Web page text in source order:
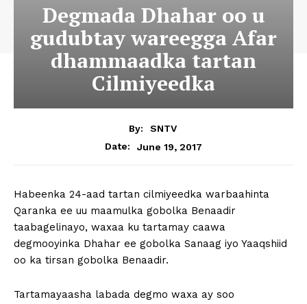
Degmada Dhahar oo u
gudubtay wareegga Afar
dhammaadka tartan
Cilmiyeedka
By:
SNTV
Date:
June 19, 2017
Habeenka 24-aad tartan cilmiyeedka warbaahinta
Qaranka ee uu maamulka gobolka Benaadir
taabagelinayo, waxaa ku tartamay caawa
degmooyinka Dhahar ee gobolka Sanaag iyo Yaaqshiid
oo ka tirsan gobolka Benaadir.
Tartamayaasha labada degmo waxa ay soo